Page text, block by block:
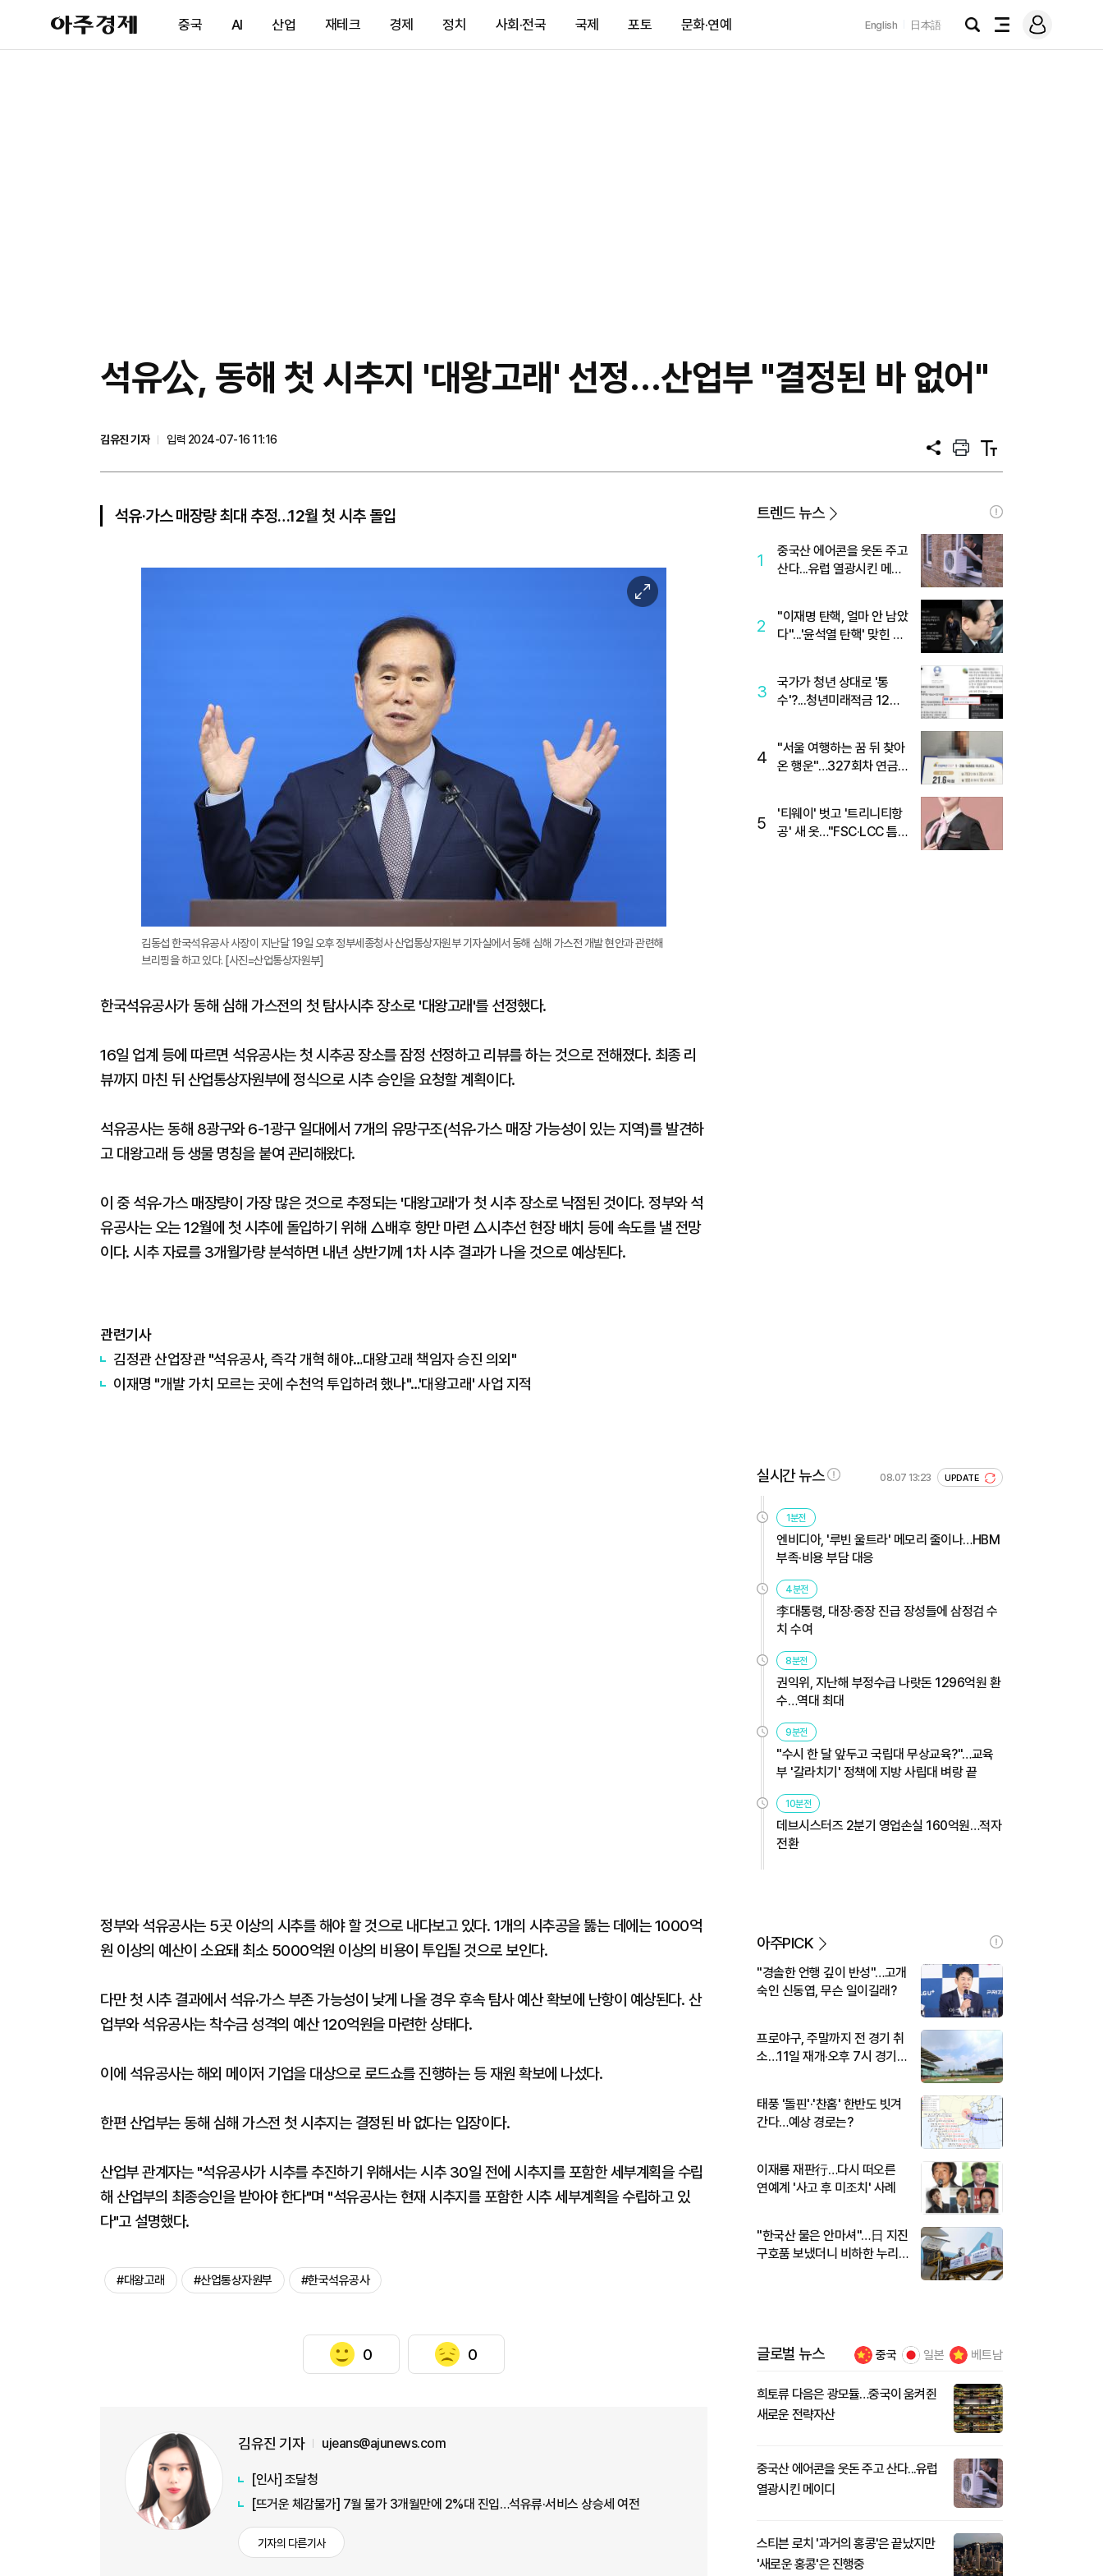
아
주
제
중국 AI 산업 재테크 경제 정치 사회·전국 국제 포토 문화·연예 English 日本語
검
전
메
그
석유公, 동해 첫 시추지 '대왕고래' 선정…산업부 "결정된 바 없어"
김유진 기자
입력 2024-07-16 11:16
공
프
트
텍
트
석유·가스 매장량 최대 추정…12월 첫 시추 돌입
이
미
김동섭 한국석유공사 사장이 지난달 19일 오후 정부세종청사 산업통상자원부 기자실에서 동해 심해 가스전 개발 현안과 관련해
브리핑을 하고 있다. [사진=산업통상자원부]
한국석유공사가 동해 심해 가스전의 첫 탐사시추 장소로 '대왕고래'를 선정했다.
16일 업계 등에 따르면 석유공사는 첫 시추공 장소를 잠정 선정하고 리뷰를 하는 것으로 전해졌다. 최종 리
뷰까지 마친 뒤 산업통상자원부에 정식으로 시추 승인을 요청할 계획이다.
석유공사는 동해 8광구와 6-1광구 일대에서 7개의 유망구조(석유·가스 매장 가능성이 있는 지역)를 발견하
고 대왕고래 등 생물 명칭을 붙여 관리해왔다.
이 중 석유·가스 매장량이 가장 많은 것으로 추정되는 '대왕고래'가 첫 시추 장소로 낙점된 것이다. 정부와 석
유공사는 오는 12월에 첫 시추에 돌입하기 위해 △배후 항만 마련 △시추선 현장 배치 등에 속도를 낼 전망
이다. 시추 자료를 3개월가량 분석하면 내년 상반기께 1차 시추 결과가 나올 것으로 예상된다.
관련기사
김정관 산업장관 "석유공사, 즉각 개혁 해야…대왕고래 책임자 승진 의외"
이재명 "개발 가치 모르는 곳에 수천억 투입하려 했나"…'대왕고래' 사업 지적
정부와 석유공사는 5곳 이상의 시추를 해야 할 것으로 내다보고 있다. 1개의 시추공을 뚫는 데에는 1000억
원 이상의 예산이 소요돼 최소 5000억원 이상의 비용이 투입될 것으로 보인다.
다만 첫 시추 결과에서 석유·가스 부존 가능성이 낮게 나올 경우 후속 탐사 예산 확보에 난항이 예상된다. 산
업부와 석유공사는 착수금 성격의 예산 120억원을 마련한 상태다.
이에 석유공사는 해외 메이저 기업을 대상으로 로드쇼를 진행하는 등 재원 확보에 나섰다.
한편 산업부는 동해 심해 가스전 첫 시추지는 결정된 바 없다는 입장이다.
산업부 관계자는 "석유공사가 시추를 추진하기 위해서는 시추 30일 전에 시추지를 포함한 세부계획을 수립
해 산업부의 최종승인을 받아야 한다"며 "석유공사는 현재 시추지를 포함한 시추 세부계획을 수립하고 있
다"고 설명했다.
#대왕고래 #산업통상자원부 #한국석유공사
0 0
김유진 기자 ujeans@ajunews.com
[인사] 조달청
[뜨거운 체감물가] 7월 물가 3개월만에 2%대 진입…석유류·서비스 상승세 여전
기자의 다른기사
트렌드 뉴스
1
중국산 에어콘을 웃돈 주고
산다...유럽 열광시킨 메이
2
"이재명 탄핵, 얼마 안 남았
다"...'윤석열 탄핵' 맞힌 무
3
국가가 청년 상대로 '통
수'?...청년미래적금 12%
4
"서울 여행하는 꿈 뒤 찾아
온 행운"…327회차 연금
5
'티웨이' 벗고 '트리니티항
공' 새 옷…"FSC·LCC 틈
실시간 뉴스 08.07 13:23 UPDATE
1분전
엔비디아, '루빈 울트라' 메모리 줄이나…HBM
부족·비용 부담 대응
4분전
李대통령, 대장·중장 진급 장성들에 삼정검 수
치 수여
8분전
권익위, 지난해 부정수급 나랏돈 1296억원 환
수…역대 최대
9분전
"수시 한 달 앞두고 국립대 무상교육?"…교육
부 '갈라치기' 정책에 지방 사립대 벼랑 끝
10분전
데브시스터즈 2분기 영업손실 160억원…적자
전환
아주PICK
"경솔한 언행 깊이 반성"…고개
숙인 신동엽, 무슨 일이길래?
프로야구, 주말까지 전 경기 취
소…11일 재개·오후 7시 경기
태풍 '돌핀'·'찬홈' 한반도 빗겨
간다…예상 경로는?
이재룡 재판行…다시 떠오른
연예계 '사고 후 미조치' 사례
"한국산 물은 안마셔"…日 지진
구호품 보냈더니 비하한 누리
글로벌 뉴스 중국 일본 베트남
희토류 다음은 광모듈…중국이 움켜쥔
새로운 전략자산
중국산 에어콘을 웃돈 주고 산다...유럽
열광시킨 메이디
스티븐 로치 '과거의 홍콩'은 끝났지만
'새로운 홍콩'은 진행중